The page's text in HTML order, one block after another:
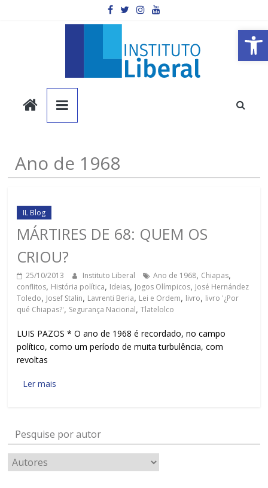
Barra de Ferramentas Aberta
Instituto
Liberal
Você
é
mais
importante
da
sociedade.
Ano de 1968
IL Blog
MÁRTIRES DE 68: QUEM OS
CRIOU?
25/10/2013 Instituto Liberal Ano de 1968, Chiapas,
conflitos, História política, Ideias, Jogos Olímpicos, José Hernández
Toledo, Josef Stalin, Lavrenti Beria, Lei e Ordem, livro, livro '¿Por
qué Chiapas?', Segurança Nacional,Tlatelolco
LUIS PAZOS * O ano de 1968 é recordado, no campo
político, como um período de muita turbulência, com
revoltas
Ler mais
Pesquise por autor